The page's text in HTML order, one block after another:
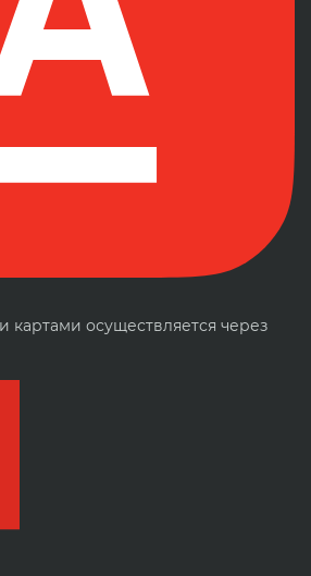
картами осуществляется через